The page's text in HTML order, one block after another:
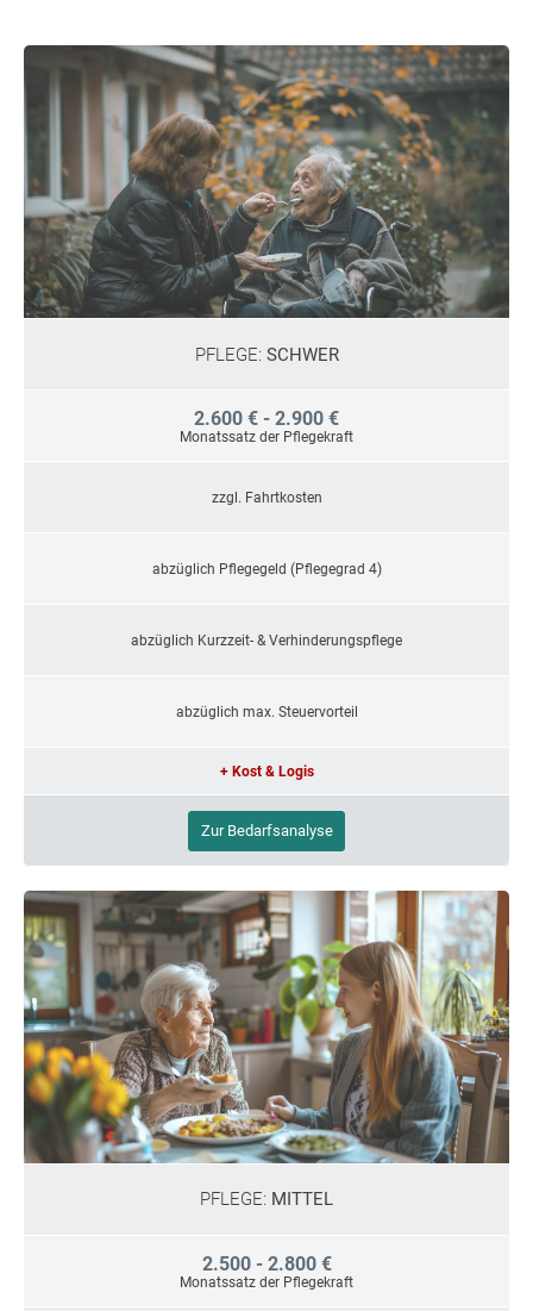
PFLEGE: SCHWER
2.600 € - 2.900 €
Monatssatz der Pflegekraft
zzgl. Fahrtkosten
abzüglich Pflegegeld (Pflegegrad 4)
abzüglich Kurzzeit- & Verhinderungspflege
abzüglich max. Steuervorteil
+ Kost & Logis
Zur Bedarfsanalyse
PFLEGE: MITTEL
2.500 - 2.800 €
Monatssatz der Pflegekraft